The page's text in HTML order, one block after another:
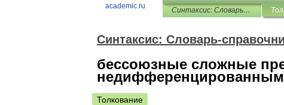
academic.ru Синтаксис: Словарь-справочник
Синтаксис: Словарь-
бессоюзные сложные
Толкование